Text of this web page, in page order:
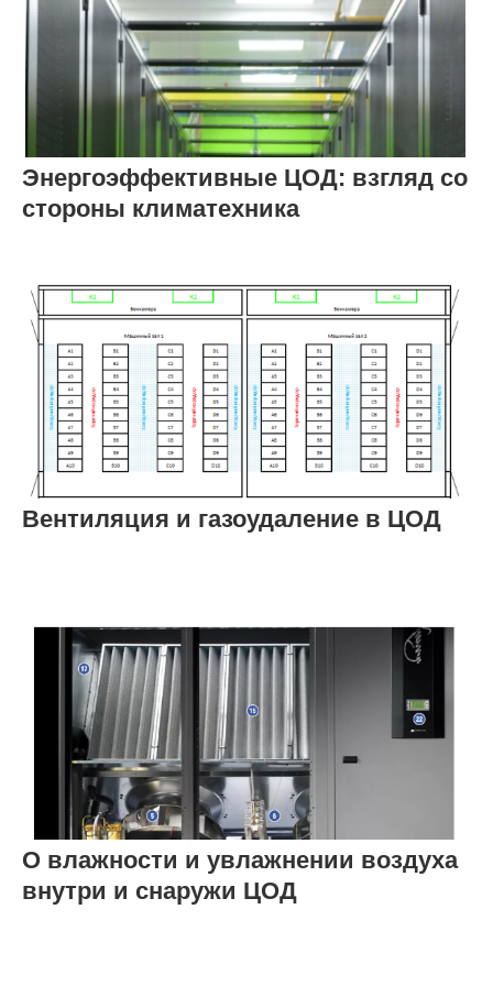
Энергоэффективные ЦОД: взгляд со
стороны климатехника
Вентиляция и газоудаление в ЦОД
О влажности и увлажнении воздуха
внутри и снаружи ЦОД